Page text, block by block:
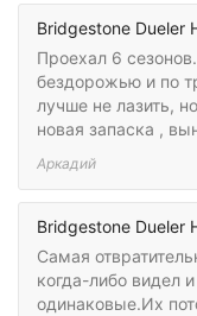
Bridgestone Dueler
Проехал 6
бездорожью и по
лучше не лазить,
новая запаска ,
Аркадий
Bridgestone Dueler
Самая
когда-либо видел
одинаковые.Их